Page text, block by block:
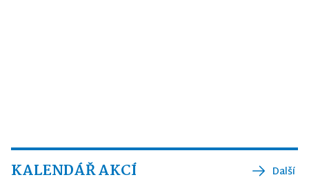
KALENDÁŘ AKCÍ Další